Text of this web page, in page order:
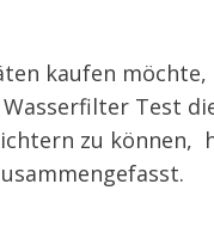
kaufen möchte,
Test
zu können,